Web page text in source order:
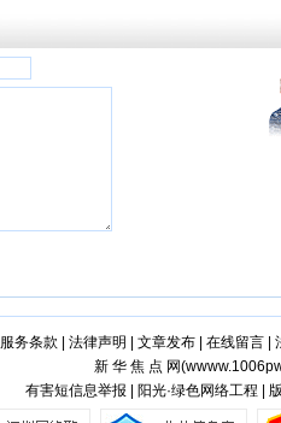
服务条款 法律声明 文章发布| 在线留言|
新 华 焦 点 网(
有害短信息举报 | 阳光·绿色网络工程 |